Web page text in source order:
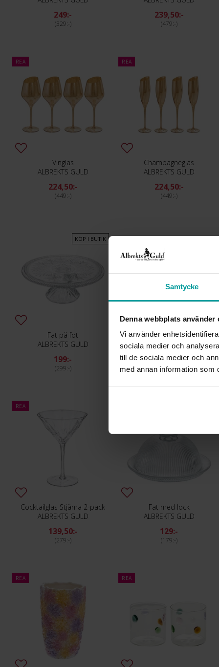
Samtycke
Denna webbplats använder
Vi använder
sociala medier och
till de sociala medier och
med annan information som
249:-
329:-
239,50:-
479:-
REA
Vinglas
ALBREKTS GULD
224,50:-
449:-
REA
Champagneglas
ALBREKTS GULD
224,50:-
449:-
KÖP I BUTIK
Fat på fot
ALBREKTS GULD
199:-
299:-
Smyckeskrin speldosa
ALBREKTS GULD
199:-
269:-
REA
Cocktailglas Stjärna 2-pack
ALBREKTS GULD
139,50:-
279:-
Fat med lock
ALBREKTS GULD
129:-
179:-
REA REA